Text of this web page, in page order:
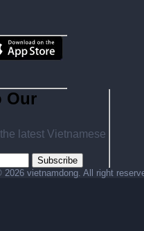
Our
latest Vietnamese
Subscribe
2026 vietnamdong. All right